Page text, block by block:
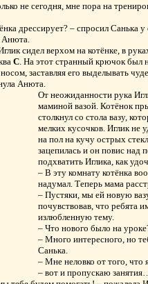
не сегодня, мне пора на
дрессирует? – спросил Санька
Анюта.
сидел верхом на котёнке, в
С. На этот странный крючок был
заставляя его выделывать
Анюта.
От неожиданности рука
маминой вазой. Котёнок
столкнул со стола вазу,
мелких кусочков. Иглик не
на пол на кучу острых
зацепилась и он повис над
подхватить Иглика, как
– В эту комнату котёнка
надумал. Теперь мама
– Пустяки, мы ей новую
почувствовав, что ребята
излюбленную тему.
– Что нового было на
– Много интересного, но
Санька.
– Мне неловко от того,
– вот и пропускаю